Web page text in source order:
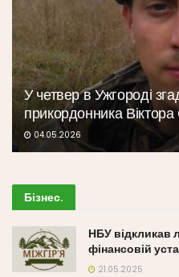
У четвер в Ужгороді
прикордонника
04.05.2026
Бізнес.
НБУ відкликав
фінансовій
21.05.2025